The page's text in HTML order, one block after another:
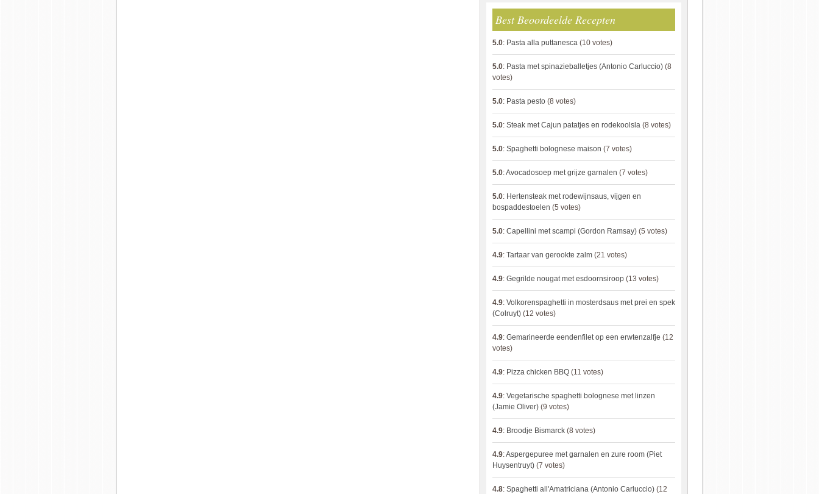
Best Beoordeelde Recepten
5.0: Pasta alla puttanesca (10 votes)
5.0: Pasta met spinazieballetjes (Antonio Carluccio) (8
votes)
5.0: Pasta pesto (8 votes)
5.0: Steak met Cajun patatjes en rodekoolsla (8 votes)
5.0: Spaghetti bolognese maison (7 votes)
5.0:Avocadosoep met grijze garnalen (7 votes)
5.0: Hertensteak met rodewijnsaus, vijgen en
bospaddestoelen (5 votes)
5.0: Capellini met scampi (Gordon Ramsay) (5 votes)
4.9: Tartaar van gerookte zalm (21 votes)
4.9: Gegrilde nougat met esdoornsiroop (13 votes)
4.9: Volkorenspaghetti in mosterdsaus met prei en spek
(Colruyt) (12 votes)
4.9: Gemarineerde eendenfilet op een erwtenzalfje (12
votes)
4.9: Pizza chicken BBQ (11 votes)
4.9: Vegetarische spaghetti bolognese met linzen
(Jamie Oliver) (9 votes)
4.9: Broodje Bismarck (8 votes)
4.9:Aspergepuree met garnalen en zure room (Piet
Huysentruyt) (7 votes)
4.8: Spaghetti all'Amatriciana (Antonio Carluccio) (12